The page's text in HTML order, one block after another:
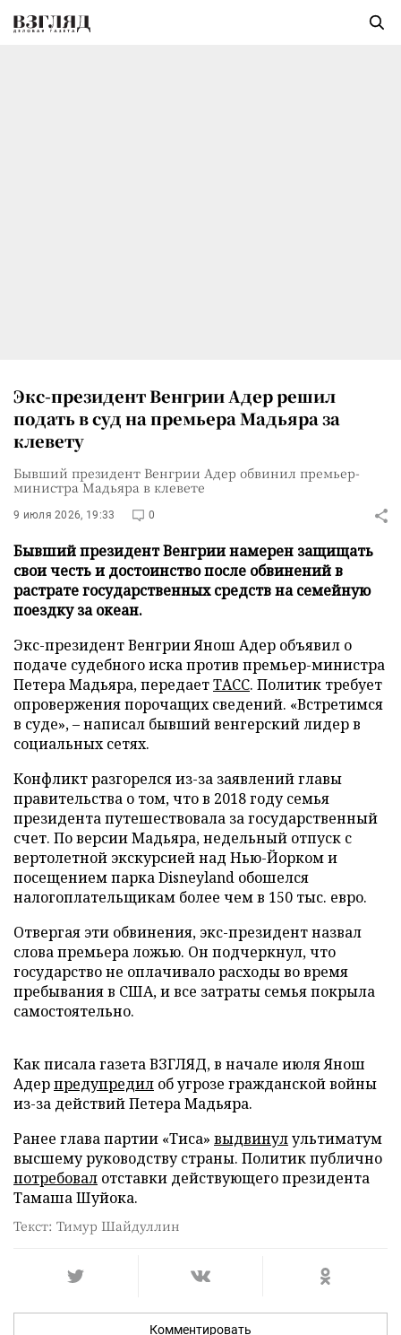
Экс-президент Венгрии Адер решил
подать в суд на премьера Мадьяра за
клевету
Бывший президент Венгрии Адер обвинил премьер-
министра Мадьяра в клевете
9 июля 2026, 19:33 0
Бывший президент Венгрии намерен защищать
свои честь и достоинство после обвинений в
растрате государственных средств на семейную
поездку за океан.
Экс-президент Венгрии Янош Адер объявил о
подаче судебного иска против премьер-министра
Петера Мадьяра, передаетТАСС. Политик требует
опровержения порочащих сведений. «Встретимся
в суде», – написал бывший венгерский лидер в
социальных сетях.
Конфликт разгорелся из-за заявлений главы
правительства о том, что в 2018 году семья
президента путешествовала за государственный
счет. По версии Мадьяра, недельный отпуск с
вертолетной экскурсией над Нью-Йорком и
посещением парка Disneyland обошелся
налогоплательщикам более чем в 150 тыс. евро.
Отвергая эти обвинения, экс-президент назвал
слова премьера ложью. Он подчеркнул, что
государство не оплачивало расходы во время
пребывания в США, и все затраты семья покрыла
самостоятельно.
Как писала газета ВЗГЛЯД, в начале июля Янош
Адерпредупредил об угрозе гражданской войны
из-за действий Петера Мадьяра.
Ранее глава партии «Тиса» выдвинулультиматум
высшему руководству страны. Политик публично
потребовал отставки действующего президента
Тамаша Шуйока.
Текст: Тимур Шайдуллин
Комментировать